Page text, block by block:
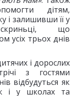
дітям,
і залишивши її у
скриньці, що
усіх трьох днів
і дорослих
з гостями
відбудуться як
і у школах та